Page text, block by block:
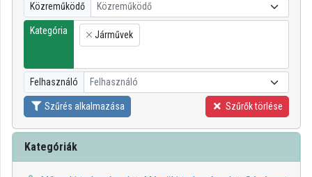
Kategóriák
Intézményi listák
Intézmények
Közreműködők
Közreműködő Közreműködő
Kategória
×
Járművek
Felhasználó Felhasználó
Szűrés alkalmazása Szűrők törlése
Kategóriák